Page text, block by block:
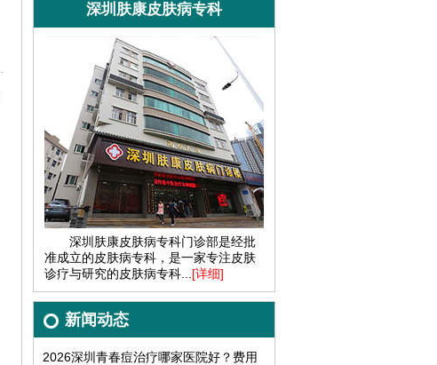
深圳肤康皮肤病专科
深圳肤康皮肤病专科门诊部是经批
准成立的皮肤病专科，是一家专注皮肤
诊疗与研究的皮肤病专科... [详细]
新闻动态
2026深圳青春痘治疗哪家医院好？费用